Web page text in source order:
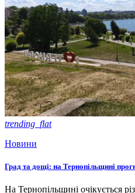
trending_flat
Новини
Град та дощі: на Тернопільщині
На Тернопільщині очікується